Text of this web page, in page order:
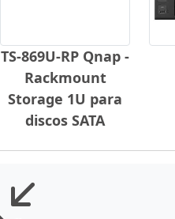
TS-869U-RP Qnap -
Rackmount
Storage 1U para
discos SATA